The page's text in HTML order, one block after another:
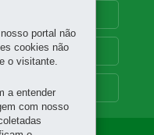
portal não
cookies não
o visitante.
a entender
com nosso